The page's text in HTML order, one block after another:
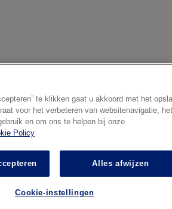
te klikken gaat u akkoord met het
voor het verbeteren van websitenavigatie, het
en om ons te helpen bij onze
Policy
Alles afwijzen
Cookie-instellingen